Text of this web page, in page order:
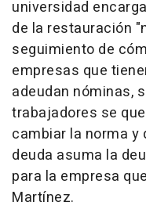
universidad
de la restauración
seguimiento de
empresas que
adeudan nóminas,
trabajadores se
cambiar la norma y
deuda asuma la
para la empresa
Martínez.